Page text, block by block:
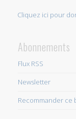
Cliquez ici pour
Abonnements
Flux RSS
Newsletter
Recommander ce